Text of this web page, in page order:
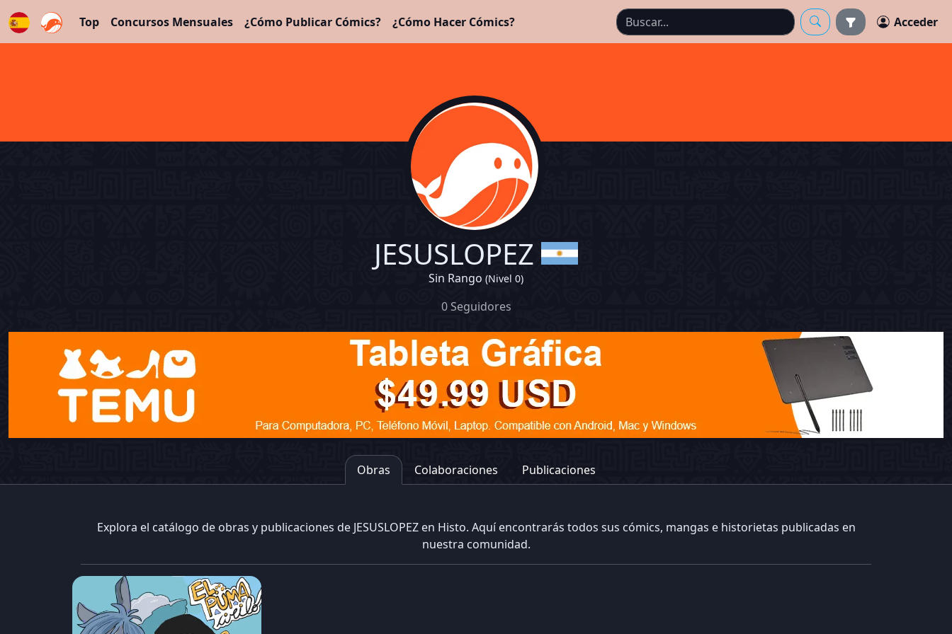
Español
Top Concursos Mensuales ¿Cómo Publicar Cómics? ¿Cómo Hacer Cómics? Acceder
JESUSLOPEZ
Sin Rango (Nivel 0)
0 Seguidores
Obras Colaboraciones Publicaciones
Explora el catálogo de obras y publicaciones de JESUSLOPEZ en Histo. Aquí encontrarás todos sus cómics, mangas e historietas publicadas en
nuestra comunidad.